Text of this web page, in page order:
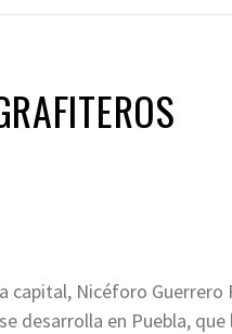
capital, Nicéforo Guerrero
desarrolla en Puebla,